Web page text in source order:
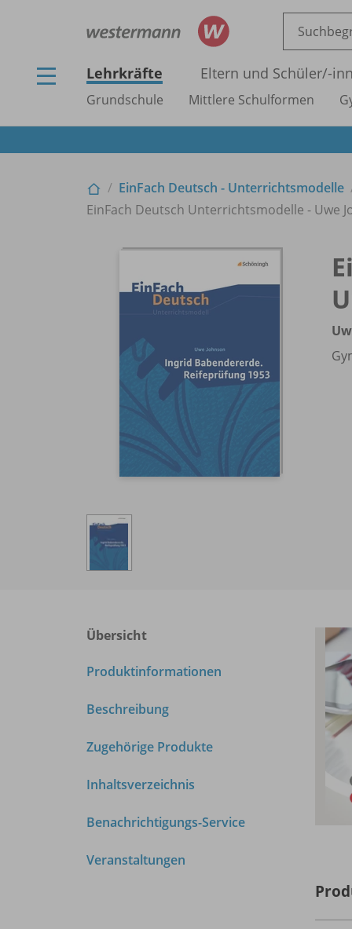
Lehrkräfte Eltern und Schüler/-
Grundschule Mittlere Schulformen
EinFach Deutsch - Unterrichtsmodelle
EinFach Deutsch Unterrichtsmodelle - Uwe
Übersicht
Produktinformationen
Beschreibung
Zugehörige Produkte
Inhaltsverzeichnis
Benachrichtigungs-Service
Veranstaltungen